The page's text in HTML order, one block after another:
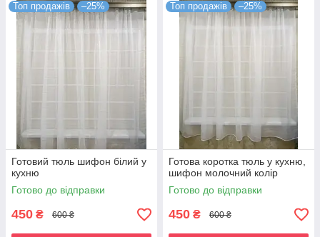
Топ продажів –25%
Готовий тюль шифон білий у
кухню
Готово до відправки
450 ₴ 600 ₴
Топ продажів –25%
Готова коротка тюль у кухню,
шифон молочний колір
Готово до відправки
450 ₴ 600 ₴